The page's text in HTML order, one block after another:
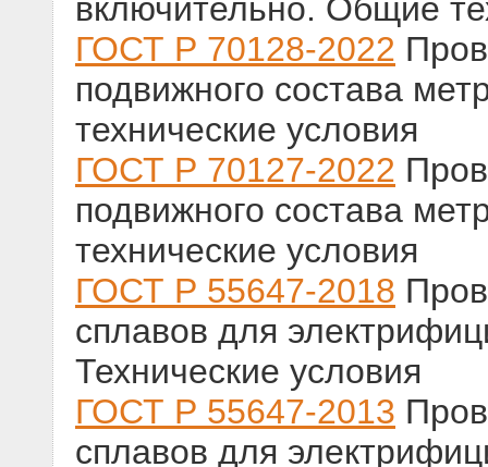
включительно. Общие
ГОСТ Р 70128-2022
подвижного состава
технические условия
ГОСТ Р 70127-2022
подвижного состава
технические условия
ГОСТ Р 55647-2018
сплавов для
Технические условия
ГОСТ Р 55647-2013
сплавов для